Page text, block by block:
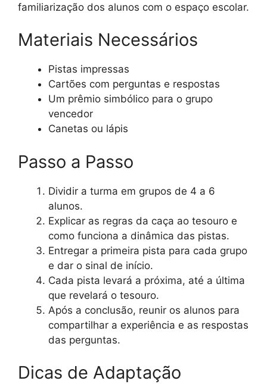
familiarização dos alunos com o espaço escolar.
Materiais Necessários
Pistas impressas
Cartões com perguntas e respostas
Um prêmio simbólico para o grupo
vencedor
Canetas ou lápis
Passo a Passo
Dividir a turma em grupos de 4 a 6
alunos.
Explicar as regras da caça ao tesouro e
como funciona a dinâmica das pistas.
Entregar a primeira pista para cada grupo
e dar o sinal de início.
Cada pista levará a próxima, até a última
que revelará o tesouro.
Após a conclusão, reunir os alunos para
compartilhar a experiência e as respostas
das perguntas.
Dicas de Adaptação